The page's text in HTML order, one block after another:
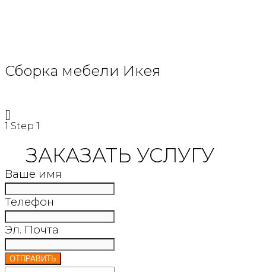
Сборка мебели Икея
[]
1 Step 1
ЗАКАЗАТЬ УСЛУГУ
Ваше имя
Телефон
Эл. Почта
ОТПРАВИТЬ